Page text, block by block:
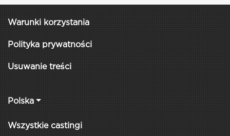
Warunki korzystania
Polityka prywatności
Usuwanie treści
Polska
Wszystkie castingi